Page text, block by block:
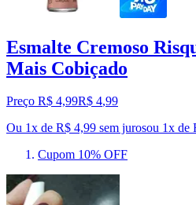
Esmalte Cremoso
Mais Cobiçado
Preço R$ 4,99R$ 4,99
Ou 1x de R$ 4,99 sem jurosou 1x de
Cupom 10% OFF